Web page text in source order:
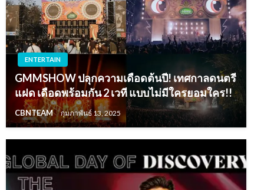
ENTERTAIN
GMMSHOW ปลุกความเดือดต้นปี! เทศกาลดนตรี
แฝด เดือดพร้อมกัน 2 เวที แบบไม่มีใครยอมใคร!!
CBNTEAM กุมภาพันธ์ 13, 2025